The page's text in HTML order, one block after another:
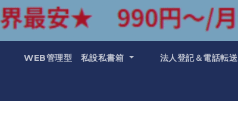
WEB管理型 私設私書箱 法人登記＆電話転送